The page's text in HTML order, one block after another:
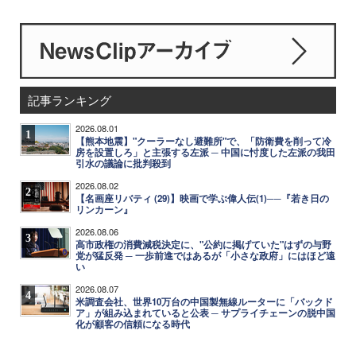
記事ランキング
1 2026.08.01
【熊本地震】"クーラーなし避難所"で、「防衛費を削って冷
房を設置しろ」と主張する左派 ─ 中国に忖度した左派の我田
引水の議論に批判殺到
2 2026.08.02
【名画座リバティ (29)】映画で学ぶ偉人伝(1)──『若き日の
リンカーン』
3 2026.08.06
高市政権の消費減税決定に、"公約に掲げていた"はずの与野
党が猛反発 ─ 一歩前進ではあるが「小さな政府」にはほど遠
い
4 2026.08.07
米調査会社、世界10万台の中国製無線ルーターに「バックド
ア」が組み込まれていると公表 ─ サプライチェーンの脱中国
化が顧客の信頼になる時代